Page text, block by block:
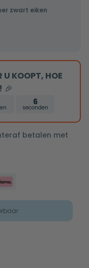
zwart eiken
U KOOPT, HOE
🎉
5
seconden
betalen met